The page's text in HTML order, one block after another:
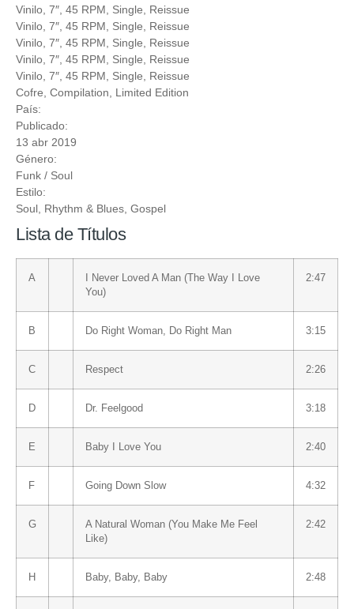
Vinilo , 7″, 45 RPM, Single, Reissue
Vinilo , 7″, 45 RPM, Single, Reissue
Vinilo , 7″, 45 RPM, Single, Reissue
Vinilo , 7″, 45 RPM, Single, Reissue
Vinilo , 7″, 45 RPM, Single, Reissue
Cofre , Compilation, Limited Edition
País:
Publicado:
13 abr 2019
Género:
Funk / Soul
Estilo:
Soul Rhythm & Blues Gospel
Lista de Títulos
A
I Never Loved A Man (The Way I Love
You)
2:47
B Do Right Woman, Do Right Man 3:15
C Respect 2:26
D Dr. Feelgood 3:18
E Baby I Love You 2:40
F Going Down Slow 4:32
G
A Natural Woman (You Make Me Feel
Like)
2:42
H Baby, Baby, Baby 2:48